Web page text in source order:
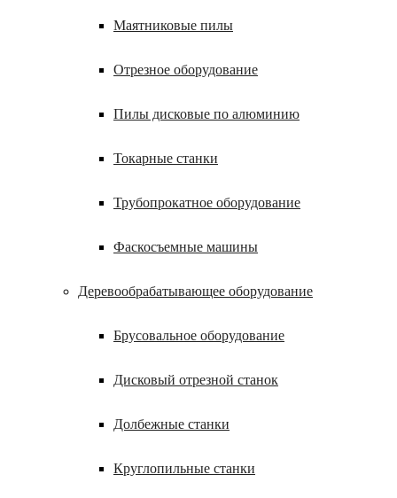
Маятниковые пилы
Отрезное оборудование
Пилы дисковые по алюминию
Токарные станки
Трубопрокатное оборудование
Фаскосъемные машины
Деревообрабатывающее оборудование
Брусовальное оборудование
Дисковый отрезной станок
Долбежные станки
Круглопильные станки